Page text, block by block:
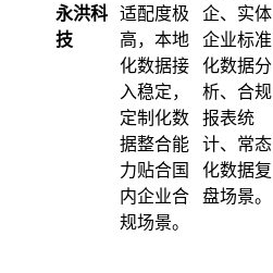
永洪科
技
适配度极
高，本地
化数据接
入稳定，
定制化数
据整合能
力贴合国
内企业合
规场景。
企、实体
企业标准
化数据分
析、合规
报表统
计、常态
化数据复
盘场景。